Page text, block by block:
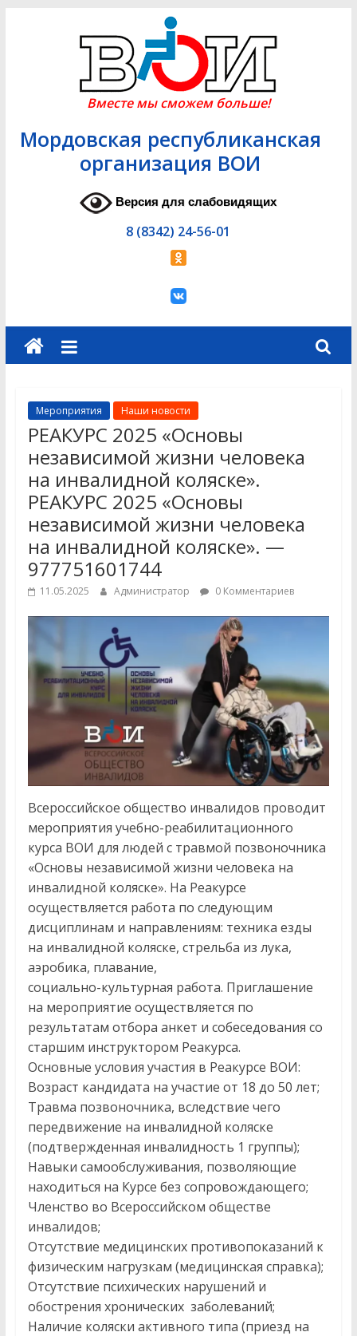
Вместе мы сможем больше!
Мордовская республиканская
организация ВОИ
Версия для слабовидящих
8 (8342) 24-56-01
Мероприятия Наши новости
РЕАКУРС 2025 «Основы
независимой жизни человека
на инвалидной коляске».
РЕАКУРС 2025 «Основы
независимой жизни человека
на инвалидной коляске». —
977751601744
11.05.2025 Администратор 0 Комментариев
Всероссийское общество инвалидов проводит
мероприятия учебно-реабилитационного
курса ВОИ для людей с травмой позвоночника
«Основы независимой жизни человека на
инвалидной коляске». На Реакурсе
осуществляется работа по следующим
дисциплинам и направлениям: техника езды
на инвалидной коляске, стрельба из лука,
аэробика, плавание,
социально-культурная работа. Приглашение
на мероприятие осуществляется по
результатам отбора анкет и собеседования со
старшим инструктором Реакурса.
Основные условия участия в Реакурсе ВОИ:
Возраст кандидата на участие от 18 до 50 лет;
Травма позвоночника, вследствие чего
передвижение на инвалидной коляске
(подтвержденная инвалидность 1 группы);
Навыки самообслуживания, позволяющие
находиться на Курсе без сопровождающего;
Членство во Всероссийском обществе
инвалидов;
Отсутствие медицинских противопоказаний к
физическим нагрузкам (медицинская справка);
Отсутствие психических нарушений и
обострения хронических заболеваний;
Наличие коляски активного типа (приезд на